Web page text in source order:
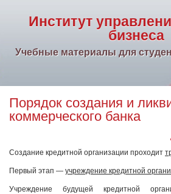
Институт
бизнеса
Учебные материалы для
Порядок создания и
коммерческого банка
Создание кредитной организации проходит
Первый этап — учреждение кредитной
Учреждение будущей кредитной